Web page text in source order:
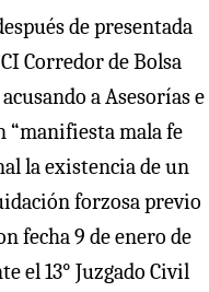
de presentada
Corredor de Bolsa
a Asesorías e
“manifiesta mala fe
la existencia de un
forzosa previo
fecha 9 de enero de
el 13° Juzgado Civil